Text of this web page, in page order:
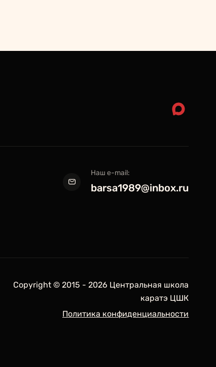
Наш e-mail:
barsa1989@inbox.ru
Copyright © 2015 - 2026 Центральная школа
каратэ ЦШК
Политика конфиденциальности